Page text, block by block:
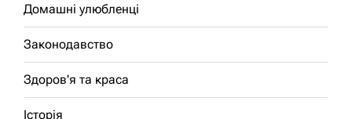
Домашні улюбленці
Законодавство
Здоров'я та краса
Історія